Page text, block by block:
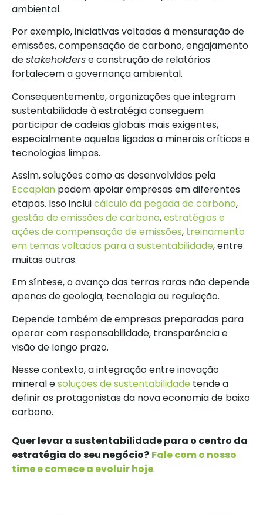
ambiental.
Por exemplo, iniciativas voltadas à mensuração de
emissões, compensação de carbono, engajamento
destakeholderse construção de relatórios
fortalecem a governança ambiental.
Consequentemente, organizações que integram
sustentabilidade à estratégia conseguem
participar de cadeias globais mais exigentes,
especialmente aquelas ligadas a minerais críticos e
tecnologias limpas.
Assim, soluções como as desenvolvidas pela
Eccaplan podem apoiar empresas em diferentes
etapas. Isso incluicálculo da pegada de carbono,
gestão de emissões de carbono,estratégias e
ações de compensação de emissões, treinamento
em temas voltados para a sustentabilidade, entre
muitas outras.
Em síntese, o avanço das terras raras não depende
apenas de geologia, tecnologia ou regulação.
Depende também de empresas preparadas para
operar com responsabilidade, transparência e
visão de longo prazo.
Nesse contexto, a integração entre inovação
mineral esoluções de sustentabilidade tende a
definir os protagonistas da nova economia de baixo
carbono.
Quer levar a sustentabilidade para o centro da
estratégia do seu negócio? Fale com o nosso
time e comece a evoluir hoje.